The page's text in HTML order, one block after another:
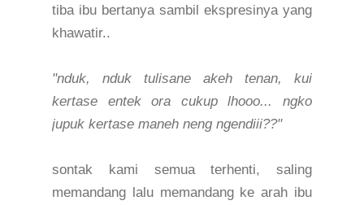
tiba ibu bertanya sambil ekspresinya yang
khawatir..
"nduk, nduk tulisane akeh tenan, kui
kertase entek ora cukup lhooo... ngko
jupuk kertase maneh neng ngendiii??"
sontak kami semua terhenti, saling
memandang lalu memandang ke arah ibu